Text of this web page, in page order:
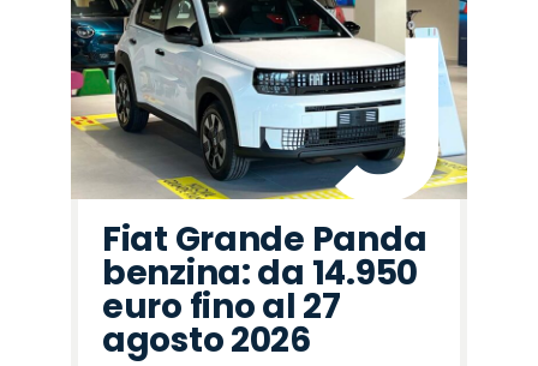
Fiat Grande Panda
benzina: da 14.950
euro fino al 27
agosto 2026